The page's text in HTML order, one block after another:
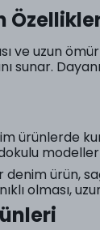
ve uzun
sunar.
ürünlerde
denim ürün,
olması,